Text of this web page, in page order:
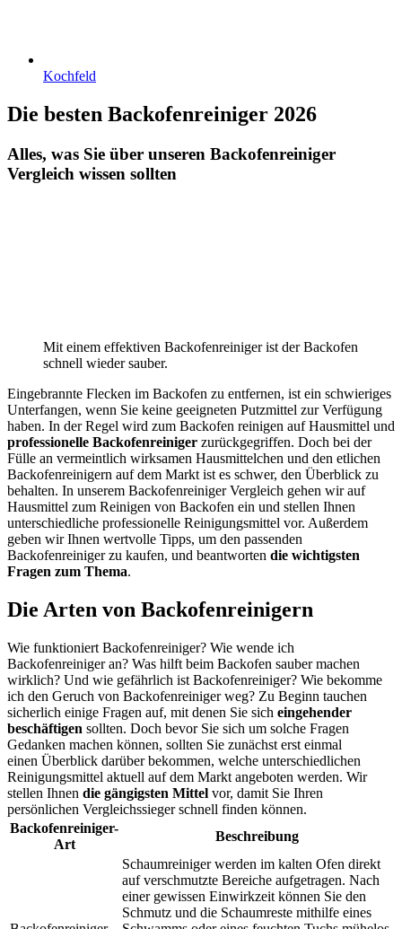
Kochfeld
Die besten Backofenreiniger 2026
Alles, was Sie über unseren Backofenreiniger
Vergleich wissen sollten
Mit einem effektiven Backofenreiniger ist der Backofen
schnell wieder sauber.
Eingebrannte Flecken im Backofen zu entfernen, ist ein schwieriges
Unterfangen, wenn Sie keine geeigneten Putzmittel zur Verfügung
haben. In der Regel wird zum Backofen reinigen auf Hausmittel und
professionelle Backofenreiniger zurückgegriffen. Doch bei der
Fülle an vermeintlich wirksamen Hausmittelchen und den etlichen
Backofenreinigern auf dem Markt ist es schwer, den Überblick zu
behalten. In unserem Backofenreiniger Vergleich gehen wir auf
Hausmittel zum Reinigen von Backofen ein und stellen Ihnen
unterschiedliche professionelle Reinigungsmittel vor. Außerdem
geben wir Ihnen wertvolle Tipps, um den passenden
Backofenreiniger zu kaufen, und beantworten die wichtigsten
Fragen zum Thema.
Die Arten von Backofenreinigern
Wie funktioniert Backofenreiniger? Wie wende ich
Backofenreiniger an? Was hilft beim Backofen sauber machen
wirklich? Und wie gefährlich ist Backofenreiniger? Wie bekomme
ich den Geruch von Backofenreiniger weg? Zu Beginn tauchen
sicherlich einige Fragen auf, mit denen Sie sich eingehender
beschäftigen sollten. Doch bevor Sie sich um solche Fragen
Gedanken machen können, sollten Sie zunächst erst einmal
einen Überblick darüber bekommen, welche unterschiedlichen
Reinigungsmittel aktuell auf dem Markt angeboten werden. Wir
stellen Ihnen die gängigsten Mittel vor, damit Sie Ihren
persönlichen Vergleichssieger schnell finden können.
Backofenreiniger-
Art
Beschreibung
Schaumreiniger werden im kalten Ofen direkt
auf verschmutzte Bereiche aufgetragen. Nach
einer gewissen Einwirkzeit können Sie den
Schmutz und die Schaumreste mithilfe eines